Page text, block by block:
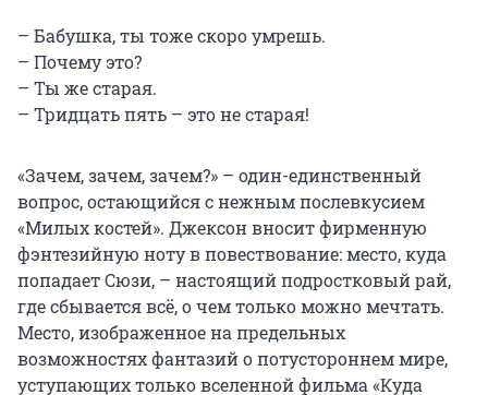
– Бабушка, ты тоже скоро умрешь.
– Почему это?
– Ты же старая.
– Тридцать пять – это не старая!
«Зачем, зачем, зачем?» – один-единственный
вопрос, остающийся с нежным послевкусием
«Милых костей». Джексон вносит фирменную
фэнтезийную ноту в повествование: место, куда
попадает Сюзи, – настоящий подростковый рай,
где сбывается всё, о чем только можно мечтать.
Место, изображенное на предельных
возможностях фантазий о потустороннем мире,
уступающих только вселенной фильма «Куда